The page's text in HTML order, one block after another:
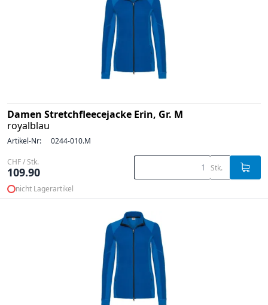
Damen Stretchfleecejacke Erin, Gr. M
royalblau
Artikel-Nr: 0244-010.M
CHF / Stk.
109.90 Stk.
nicht Lagerartikel